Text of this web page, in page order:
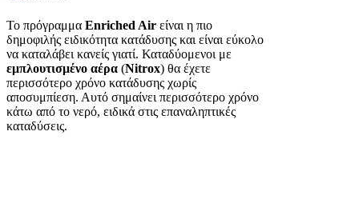
Το πρόγραμμα Enriched Air είναι η πιο
δημοφιλής ειδικότητα κατάδυσης και είναι εύκολο
να καταλάβει κανείς γιατί. Καταδύομενοι με
εμπλουτισμένο αέρα (Nitrox) θα έχετε
περισσότερο χρόνο κατάδυσης χωρίς
αποσυμπίεση. Αυτό σημαίνει περισσότερο χρόνο
κάτω από το νερό, ειδικά στις επαναληπτικές
καταδύσεις.